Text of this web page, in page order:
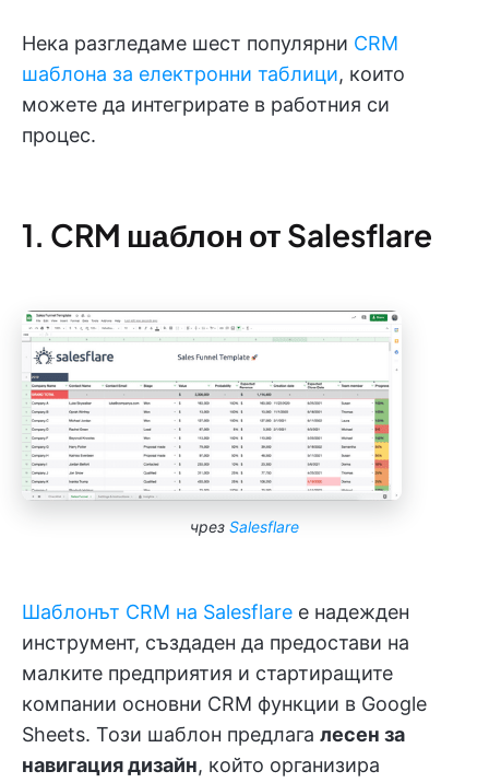
Нека разгледаме шест популярни CRM
шаблона за електронни таблици, които
можете да интегрирате в работния си
процес.
1. CRM шаблон от Salesflare
чрез Salesflare
Шаблонът CRM на Salesflare е надежден
инструмент, създаден да предостави на
малките предприятия и стартиращите
компании основни CRM функции в Google
Sheets. Този шаблон предлага лесен за
навигация дизайн, който организира